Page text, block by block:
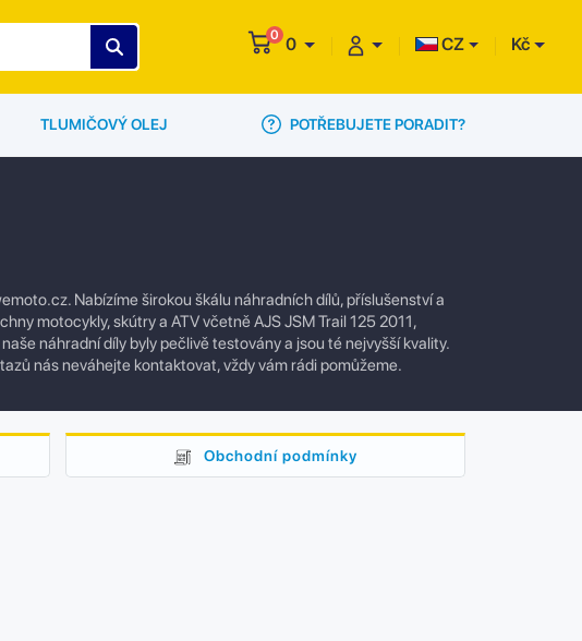
0 0 CZ Kč
TLUMIČOVÝ OLEJ POTŘEBUJETE PORADIT?
Nabízíme širokou škálu náhradních dílů, příslušenství a
motocykly, skútry a ATV včetně AJS JSM Trail 125 2011,
náhradní díly byly pečlivě testovány a jsou té nejvyšší kvality.
nás neváhejte kontaktovat, vždy vám rádi pomůžeme.
Obchodní podmínky